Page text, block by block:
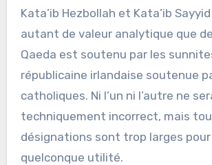
Kata’ib Hezbollah et Kata’ib
autant de valeur analytique que de
Qaeda est soutenu par les
républicaine irlandaise soutenue
catholiques. Ni l’un ni l’autre ne
techniquement incorrect, mais
désignations sont trop larges pour
quelconque utilité.